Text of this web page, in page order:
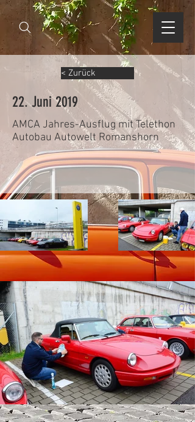
< Zurück
22. Juni 2019
AMCA Jahres-Ausflug mit Telethon
Autobau Autowelt Romanshorn